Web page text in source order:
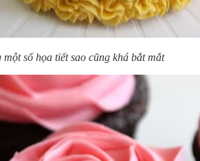
số họa tiết sao cũng khá bắt mắt